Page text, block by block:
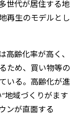
世代が居住する地
再生のモデルとし
高齢化率が高く、
ため、買い物等の
いる。高齢化が進
地域づくりがます
ンが直面する